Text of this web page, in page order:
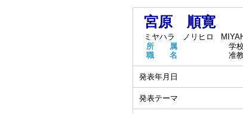
宮原 順寛
ミヤハラ ノリヒロ
所 属
学
職 名
准
発表年月日
発表テーマ